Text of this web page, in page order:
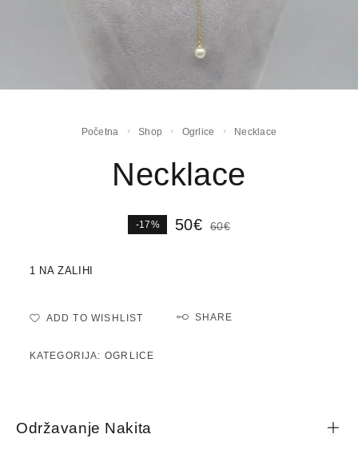
Početna Shop Ogrlice Necklace
Necklace
-17% 60€
50€
1 NA ZALIHI
ADD TO WISHLIST SHARE
KATEGORIJA: OGRLICE
Održavanje Nakita